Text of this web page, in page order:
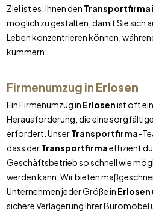
Ziel ist es, Ihnen den Transportfirma
möglich zu gestalten, damit Sie sich
Leben konzentrieren können,
kümmern.
Firmenumzug in Erlosen
Ein Firmenumzug in Erlosenist oft
Herausforderung, die eine
erfordert. UnserTransportfirma-
dass derTransportfirmaeffizient
Geschäftsbetrieb so schnell wie
werden kann. Wir bieten
Unternehmen jeder Größe in Erlosen
sichere Verlagerung Ihrer Büromöbel